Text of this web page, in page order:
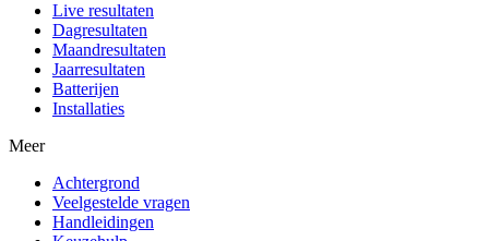
Live resultaten
Dagresultaten
Maandresultaten
Jaarresultaten
Batterijen
Installaties
Meer
Achtergrond
Veelgestelde vragen
Handleidingen